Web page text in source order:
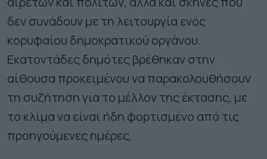
δεν συνάδουν με τη λειτουργία ενός
κορυφαίου δημοκρατικού οργάνου.
Εκατοντάδες δημότες βρέθηκαν στην
αίθουσα προκειμένου να παρακολουθήσουν
τη συζήτηση για το μέλλον της έκτασης, με
το κλίμα να είναι ήδη φορτισμένο από τις
προηγούμενες ημέρες.